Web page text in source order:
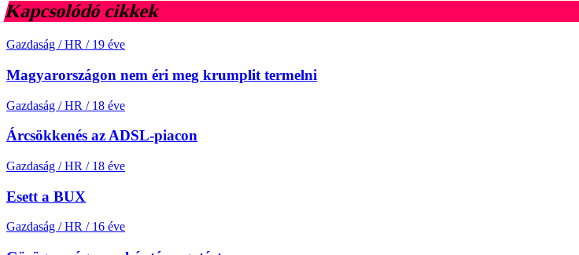
Kapcsolódó cikkek
Gazdaság / HR / 19 éve
Magyarországon nem éri meg krumplit termelni
Gazdaság / HR / 18 éve
Árcsökkenés az ADSL-piacon
Gazdaság / HR / 18 éve
Esett a BUX
Gazdaság / HR / 16 éve